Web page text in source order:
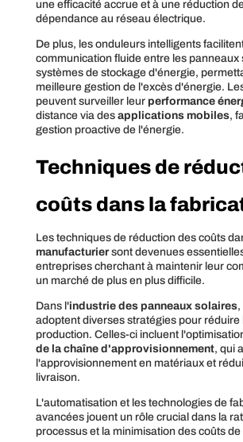
une efficacité accrue et à une réduction
dépendance au réseau électrique.
De plus, les onduleurs intelligents
communication fluide entre les panneaux
systèmes de stockage d'énergie,
meilleure gestion de l'excès d'énergie.
peuvent surveiller leur performance
distance via des applications mobiles,
gestion proactive de l'énergie.
Techniques de
coûts dans la
Les techniques de réduction des coûts
manufacturiersont devenues
entreprises cherchant à maintenir leur
un marché de plus en plus difficile.
Dans l'industrie des panneaux solaires,
adoptent diverses stratégies pour réduire
production. Celles-ci incluent
de la chaîne d'approvisionnement, qui
l'approvisionnement en matériaux et
livraison.
L'automatisation et les technologies de
avancées jouent un rôle crucial dans la
processus et la minimisation des coûts